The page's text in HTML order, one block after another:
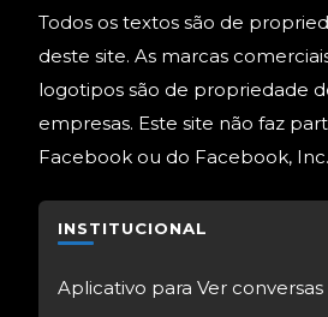
Todos os textos são de
deste site. As marcas
logotipos são de propriedade
empresas. Este site não faz
Facebook ou do Facebook, Inc.
INSTITUCIONAL
Aplicativo para Ver